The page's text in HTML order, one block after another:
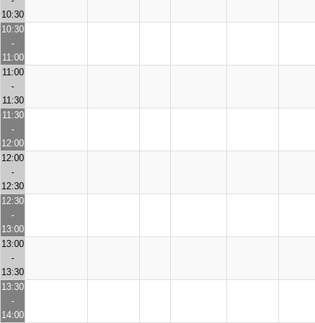
10:30
10:30
-
11:00
11:00
-
11:30
11:30
-
12:00
12:00
-
12:30
12:30
-
13:00
13:00
-
13:30
13:30
-
14:00